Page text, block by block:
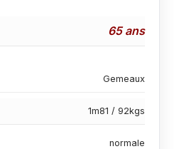
65 ans
Gemeaux
1m81 / 92kgs
normale